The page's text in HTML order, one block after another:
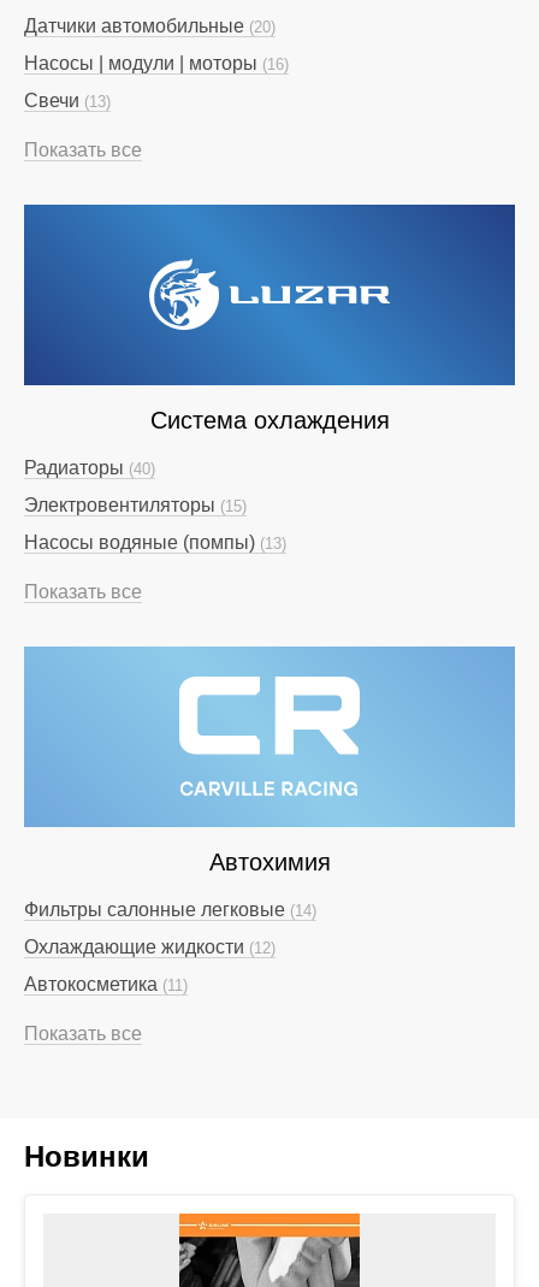
Датчики автомобильные (20)
Насосы | модули | моторы (16)
Свечи (13)
Показать все
Система охлаждения
Радиаторы (40)
Электровентиляторы (15)
Насосы водяные (помпы) (13)
Показать все
Автохимия
Фильтры салонные легковые (14)
Охлаждающие жидкости (12)
Автокосметика (11)
Показать все
Новинки